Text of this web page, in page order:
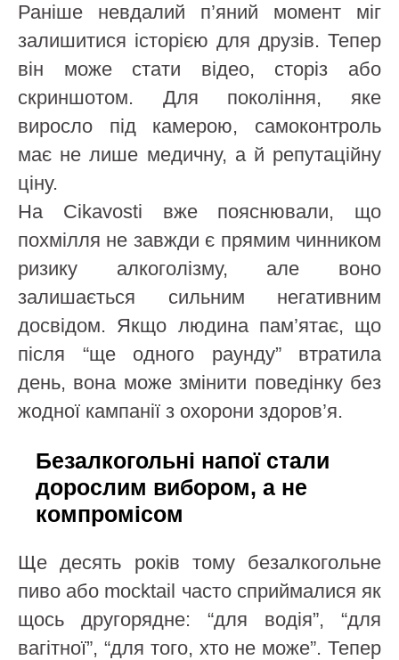
Раніше невдалий п’яний момент міг
залишитися історією для друзів. Тепер
він може стати відео, сторіз або
скриншотом. Для покоління, яке
виросло під камерою, самоконтроль
має не лише медичну, а й репутаційну
ціну.
На Cikavosti вже пояснювали, що
похмілля не завжди є прямим чинником
ризику алкоголізму, але воно
залишається сильним негативним
досвідом. Якщо людина пам’ятає, що
після “ще одного раунду” втратила
день, вона може змінити поведінку без
жодної кампанії з охорони здоров’я.
Безалкогольні напої стали
дорослим вибором, а не
компромісом
Ще десять років тому безалкогольне
пиво або mocktail часто сприймалися як
щось другорядне: “для водія”, “для
вагітної”, “для того, хто не може”. Тепер